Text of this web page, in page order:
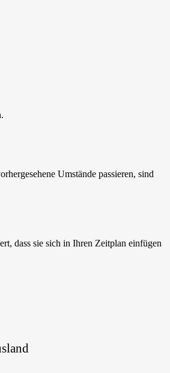
Umstände passieren, sind
dass sie sich in Ihren Zeitplan einfügen